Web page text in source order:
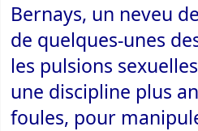
Bernays, un neveu
de quelques-unes
les pulsions
une discipline plus
foules, pour